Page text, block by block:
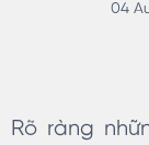
04
Rõ ràng